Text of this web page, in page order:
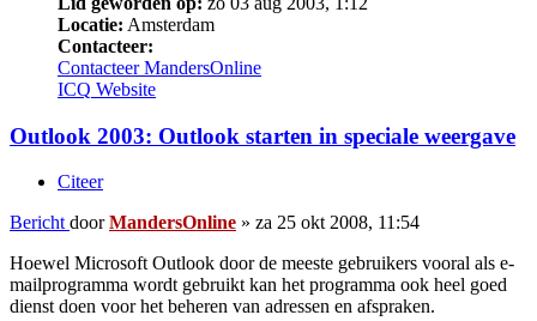
Locatie: Amsterdam
Contacteer:
Contacteer MandersOnline
ICQ Website
Outlook 2003: Outlook starten in speciale weergave
Citeer
Bericht doorMandersOnline » za 25 okt 2008, 11:54
Hoewel Microsoft Outlook door de meeste gebruikers vooral als e-
mailprogramma wordt gebruikt kan het programma ook heel goed
dienst doen voor het beheren van adressen en afspraken.